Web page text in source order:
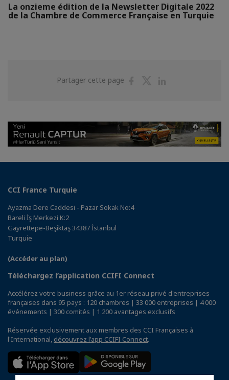
La onzieme édition de la Newsletter Digitale 2022
de la Chambre de Commerce Française en Turquie
Partager cette page
PartagerPartager
CCI France Turquie
Ayazma Dere Caddesi - Pazar Sokak No:4
Bareli İş Merkezi K:2
Gayrettepe-Beşiktaş 34387 İstanbul
Turquie
(Accéder au plan)
Téléchargez l’application CCIFI Connect
Accélérez votre business grâce au 1er réseau privé d'entreprises
françaises dans 95 pays : 120 chambres | 33 000 entreprises | 4 000
événements | 300 comités | 1 200 avantages exclusifs
Réservée exclusivement aux membres des CCI Françaises à
l'International, découvrez l'app CCIFI Connect.